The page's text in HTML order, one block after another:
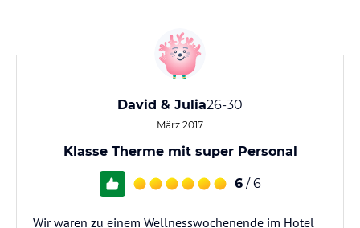
David & Julia26-30
März 2017
Klasse Therme mit super Personal
6 / 6
Wir waren zu einem Wellnesswochenende im Hotel